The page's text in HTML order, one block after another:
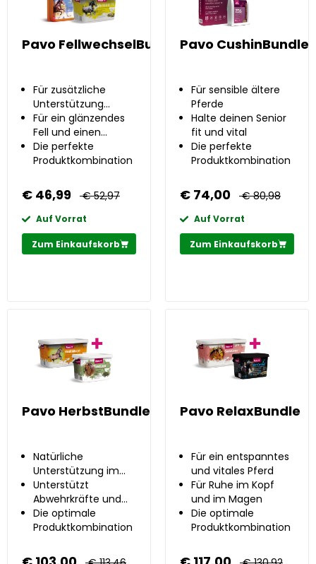
Pavo FellwechselBundle
Für zusätzliche
Unterstützung
während des
Saisonwechsels
Für ein glänzendes
Fell und einen
reibungslosen
Fellwechsel
Die perfekte
Produktkombination
€ 46,99 € 52,97
Auf Vorrat
Zum Einkaufskorb
Pavo CushinBundle
Für sensible ältere
Pferde
Halte deinen Senior
fit und vital
Die perfekte
Produktkombination
€ 74,00 € 80,98
Auf Vorrat
Zum Einkaufskorb
Pavo HerbstBundle
Natürliche
Unterstützung im
Herbst
Unterstützt
Abwehrkräfte und
Verdauung
Die optimale
Produktkombination
Pavo RelaxBundle
Für ein entspanntes
und vitales Pferd
Für Ruhe im Kopf
und im Magen
Die optimale
Produktkombination